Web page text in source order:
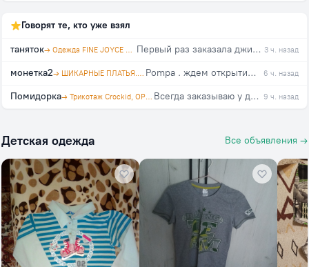
Говорят те, кто уже взял
таняток → Одежда FINE JOYCE и PRIMM. Агент polosataya karamel Первый раз заказала джинсы в этой закупке, на свой 46, взяла 29. Организатор оперативно отвечает на вопросы. Спасибо!!! 3 ч. назад
монетка2 → ШИКАРНЫЕ ПЛАТЬЯ. Агент Натусёна Pompa . ждем открытия закупки!!! 6 ч. назад
Помидорка → Трикотаж Crockid, OPTOP™, trikozza Всегда заказываю у данного поставщика. Качество отличное, всем довольна! 9 ч. назад
Детская одежда Все объявления →